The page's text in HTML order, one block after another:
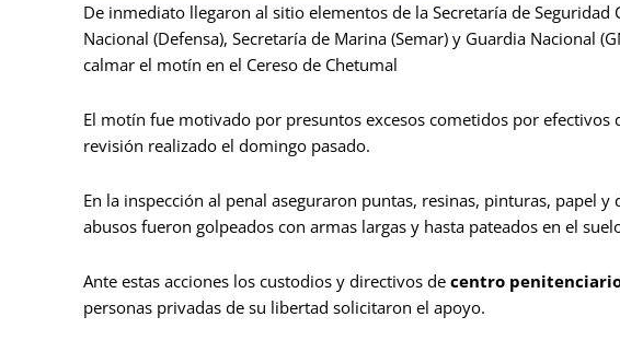
De inmediato llegaron al sitio elementos de la Secretaría de Seguridad
Nacional (Defensa), Secretaría de Marina (Semar) y Guardia Nacional
calmar el motín en el Cereso de Chetumal
El motín fue motivado por presuntos excesos cometidos por efectivos
revisión realizado el domingo pasado.
En la inspección al penal aseguraron puntas, resinas, pinturas, papel
abusos fueron golpeados con armas largas y hasta pateados en el
Ante estas acciones los custodios y directivos de centro
personas privadas de su libertad solicitaron el apoyo.